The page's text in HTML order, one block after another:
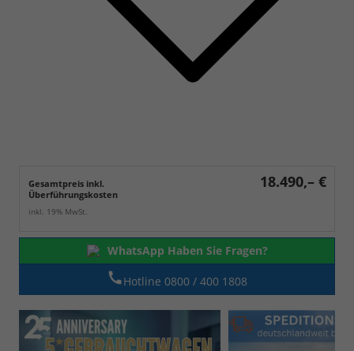
Gesamtpreis inkl.
Überführungskosten
18.490,– €
inkl. 19% MwSt.
WhatsApp Haben Sie Fragen?
Hotline 0800 / 400 1808